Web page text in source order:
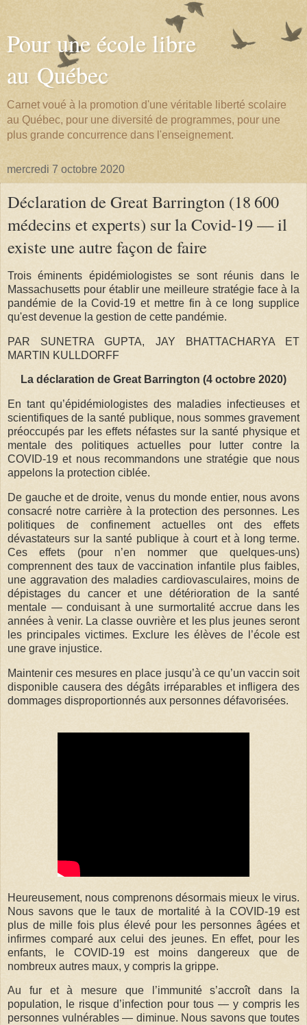
Pour une école libre
au Québec
Carnet voué à la promotion d'une véritable liberté scolaire
au Québec, pour une diversité de programmes, pour une
plus grande concurrence dans l'enseignement.
mercredi 7 octobre 2020
Déclaration de Great Barrington (18 600
médecins et experts) sur la Covid-19 — il
existe une autre façon de faire
Trois éminents épidémiologistes se sont réunis dans le
Massachusetts pour établir une meilleure stratégie face à la
pandémie de la Covid-19 et mettre fin à ce long supplice
qu'est devenue la gestion de cette pandémie.
PAR SUNETRA GUPTA, JAY BHATTACHARYA ET
MARTIN KULLDORFF
La déclaration de Great Barrington (4 octobre 2020)
En tant qu’épidémiologistes des maladies infectieuses et
scientifiques de la santé publique, nous sommes gravement
préoccupés par les effets néfastes sur la santé physique et
mentale des politiques actuelles pour lutter contre la
COVID-19 et nous recommandons une stratégie que nous
appelons la protection ciblée.
De gauche et de droite, venus du monde entier, nous avons
consacré notre carrière à la protection des personnes. Les
politiques de confinement actuelles ont des effets
dévastateurs sur la santé publique à court et à long terme.
Ces effets (pour n’en nommer que quelques-uns)
comprennent des taux de vaccination infantile plus faibles,
une aggravation des maladies cardiovasculaires, moins de
dépistages du cancer et une détérioration de la santé
mentale — conduisant à une surmortalité accrue dans les
années à venir. La classe ouvrière et les plus jeunes seront
les principales victimes. Exclure les élèves de l’école est
une grave injustice.
Maintenir ces mesures en place jusqu’à ce qu’un vaccin soit
disponible causera des dégâts irréparables et infligera des
dommages disproportionnés aux personnes défavorisées.
Heureusement, nous comprenons désormais mieux le virus.
Nous savons que le taux de mortalité à la COVID-19 est
plus de mille fois plus élevé pour les personnes âgées et
infirmes comparé aux celui des jeunes. En effet, pour les
enfants, le COVID-19 est moins dangereux que de
nombreux autres maux, y compris la grippe.
Au fur et à mesure que l’immunité s’accroît dans la
population, le risque d’infection pour tous — y compris les
personnes vulnérables — diminue. Nous savons que toutes